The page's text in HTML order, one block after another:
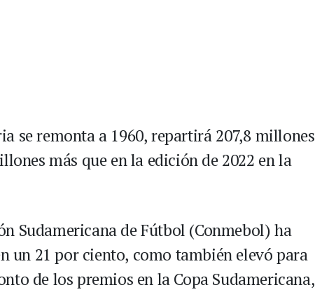
se remonta a 1960, repartirá 207,8 millones
más que en la edición de 2022 en la
Sudamericana de Fútbol (Conmebol) ha
un 21 por ciento, como también elevó para
de los premios en la Copa Sudamericana,